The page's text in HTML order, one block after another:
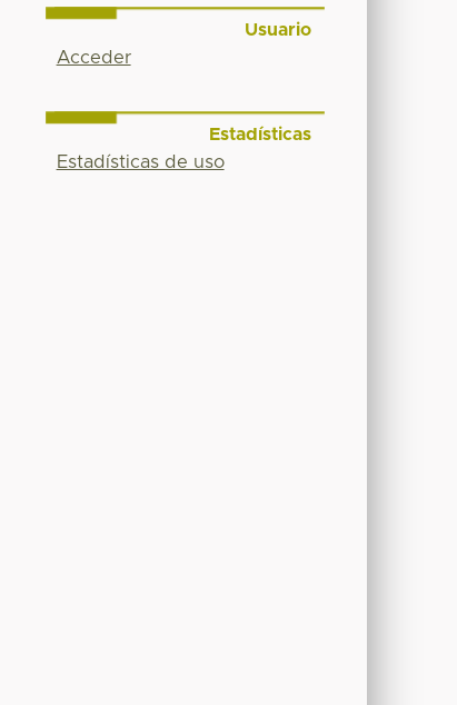
Usuario
Acceder
Estadísticas
Estadísticas de uso